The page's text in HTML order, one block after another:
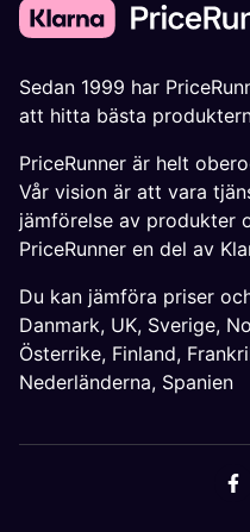
Sedan 1999 har
att hitta bästa
PriceRunner är helt
Vår vision är att vara
jämförelse av produkter
PriceRunner en del av
Du kan jämföra priser
Danmark, UK, Sverige,
Österrike, Finland,
Nederländerna, Spanien